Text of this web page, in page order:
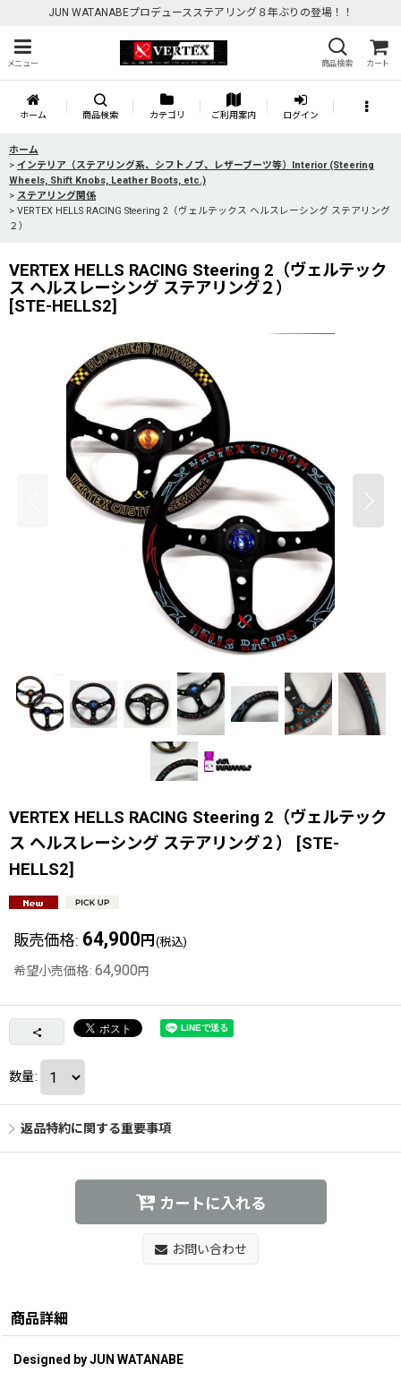
JUN WATANABEプロデュースステアリング８年ぶりの登場！！
メニュー 商品検索 カート
ホーム 商品検索 カテゴリ ご利用案内 ログイン
ホーム
> インテリア（ステアリング系、シフトノブ、レザーブーツ等）Interior (Steering
Wheels, Shift Knobs, Leather Boots, etc.)
> ステアリング関係
> VERTEX HELLS RACING Steering 2（ヴェルテックス ヘルスレーシング ステアリング
２）
VERTEX HELLS RACING Steering 2（ヴェルテック
ス ヘルスレーシング ステアリング２）
[STE-HELLS2]
VERTEX HELLS RACING Steering 2（ヴェルテック
ス ヘルスレーシング ステアリング２）
[STE-
HELLS2]
販売価格: 64,900 円 (税込)
希望小売価格: 64,900 円
数量:
返品特約に関する重要事項
カートに入れる
お問い合わせ
商品詳細
Designed by JUN WATANABE